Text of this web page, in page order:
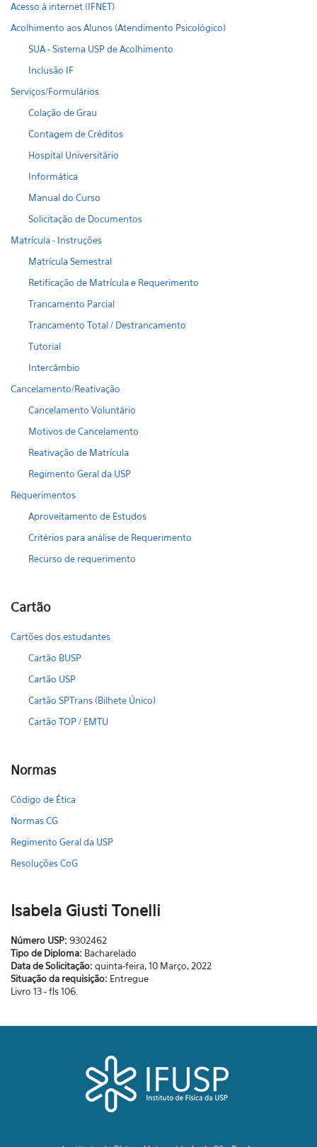
Acesso à internet (IFNET)
Acolhimento aos Alunos (Atendimento Psicológico)
SUA - Sistema USP de Acolhimento
Inclusão IF
Serviços/Formulários
Colação de Grau
Contagem de Créditos
Hospital Universitário
Informática
Manual do Curso
Solicitação de Documentos
Matrícula - Instruções
Matrícula Semestral
Retificação de Matrícula e Requerimento
Trancamento Parcial
Trancamento Total / Destrancamento
Tutorial
Intercâmbio
Cancelamento/Reativação
Cancelamento Voluntário
Motivos de Cancelamento
Reativação de Matrícula
Regimento Geral da USP
Requerimentos
Aproveitamento de Estudos
Critérios para análise de Requerimento
Recurso de requerimento
Cartão
Cartões dos estudantes
Cartão BUSP
Cartão USP
Cartão SPTrans (Bilhete Único)
Cartão TOP / EMTU
Normas
Código de Ética
Normas CG
Regimento Geral da USP
Resoluções CoG
Isabela Giusti Tonelli
Número USP: 9302462
Tipo de Diploma: Bacharelado
Data de Solicitação: quinta-feira, 10 Março, 2022
Situação da requisição: Entregue
Livro 13 - fls 106.